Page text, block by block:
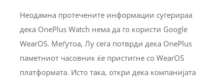
Неодамна протечените информации сугерираа
дека OnePlus Watch нема да го користи Google
WearOS. Меѓутоа, Лу сега потврди дека OnePlus
паметниот часовник ќе пристигне со WearOS
платформата. Исто така, откри дека компанијата